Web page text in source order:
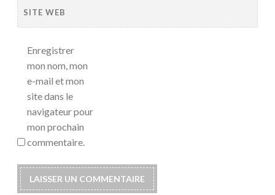
SITE WEB
Enregistrer
mon nom, mon
e-mail et mon
site dans le
navigateur pour
mon prochain
commentaire.